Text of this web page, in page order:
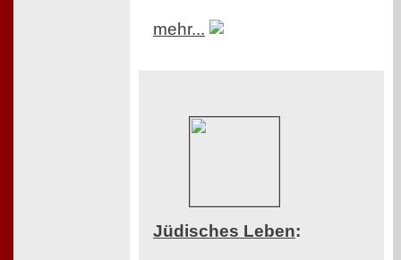
mehr...
Jüdisches Leben: